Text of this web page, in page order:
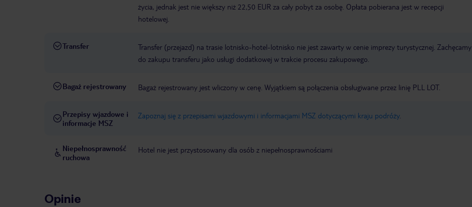
życia, jednak jest nie większy niż 22,50 EUR za cały pobyt za osobę. Opłata pobierana jest w recepcji
hotelowej.
Transfer
Transfer (przejazd) na trasie lotnisko-hotel-lotnisko nie jest zawarty w cenie imprezy turystycznej. Zachęcamy
do zakupu transferu jako usługi dodatkowej w trakcie procesu zakupowego.
Bagaż rejestrowany Bagaż rejestrowany jest wliczony w cenę. Wyjątkiem są połączenia obsługiwane przez linię PLL LOT.
Przepisy wjazdowe i
informacje MSZ
Zapoznaj się z przepisami wjazdowymi i informacjami MSZ dotyczącymi kraju podróży.
Niepełnosprawność
ruchowa
Hotel nie jest przystosowany dla osób z niepełnosprawnościami
Opinie